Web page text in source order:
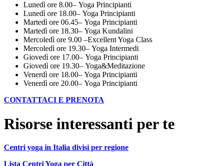
Lunedì ore 8.00– Yoga Principianti
Lunedì ore 18.00– Yoga Principianti
Martedì ore 06.45– Yoga Principianti
Martedì ore 18.30– Yoga Kundalini
Mercoledì ore 9.00 –Excellent Yoga Class
Mercoledì ore 19.30– Yoga Intermedi
Giovedì ore 17.00– Yoga Principianti
Giovedì ore 19.30– Yoga&Meditazione
Venerdì ore 18.00– Yoga Principianti
Venerdì ore 20.00– Yoga Principianti
CONTATTACI E PRENOTA
Risorse interessanti per te
Centri yoga in Italia divisi per regione
Lista Centri Yoga per Città